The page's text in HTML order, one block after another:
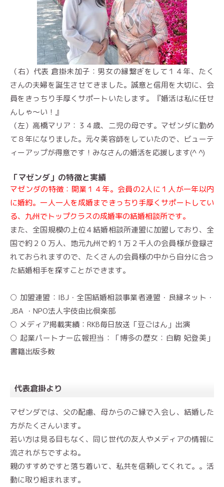
（右）代表 倉掛未加子：男女の縁繋ぎをして１４年、たく
さんの夫婦を誕生させてきました。誠意と信用を大切に、会
員をきっちり手厚くサポートいたします。『婚活は私に任せ
んしゃ〜い！』
（左）高橋マリア：３４歳、二児の母です。マゼンダに勤め
て８年になりました。元々美容師をしていたので、ビューテ
ィーアップが得意です！みなさんの婚活を応援します(^ ^)
「マゼンダ」の特徴と実績
マゼンダの特徴：開業１４年。会員の2人に１人が一年以内
に婚約。一人一人を成婚まできっちり手厚くサポートしてい
る、九州でトップクラスの成婚率の結婚相談所です。
また、全国規模の上位４結婚相談所連盟に加盟しており、全
国で約２０万人、地元九州で約１万２千人の会員様が登録さ
れておられますので、たくさんの会員様の中から自分に合っ
た結婚相手を探すことができます。
○ 加盟連盟：IBJ・全国結婚相談事業者連盟・良縁ネット・
JBA ・NPO法人宇伎由比倶楽部
○ メディア掲載実績：RKB毎日放送「豆ごはん」出演
○ 起業パートナー広報担当：「博多の歴女：白駒 妃登美」
書籍出版多数
代表倉掛より
マゼンダでは、父の配慮、母からのご縁で入会し、結婚した
方がたくさんいます。
若い方は見る目もなく、同じ世代の友人やメディアの情報に
流されがちですよね。
親のすすめですと落ち着いて、私共を信頼してくれて。。活
動に取り組まれます。